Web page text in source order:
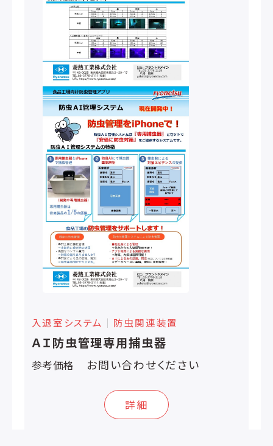
入退室システム │ 防虫関連装置
ＡＩ防虫管理専用捕虫器
参考価格 お問い合わせください
詳細